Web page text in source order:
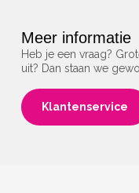
Meer informatie
Heb je een vraag?
uit? Dan staan we
Klantenservice